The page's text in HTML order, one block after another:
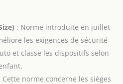
: Norme introduite en juillet
les exigences de sécurité
et classe les dispositifs selon
Cette norme concerne les sièges